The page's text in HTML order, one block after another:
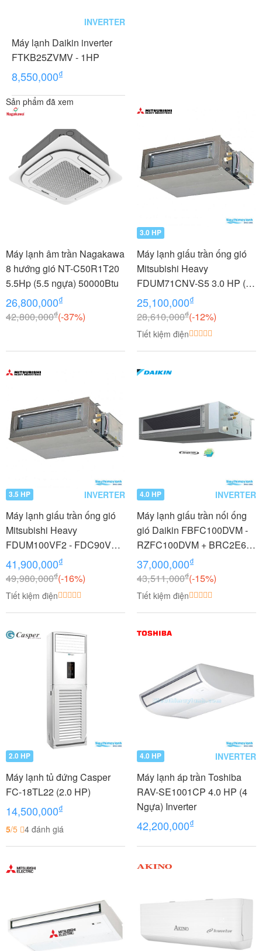
INVERTER
Máy lạnh Daikin inverter
FTKB25ZVMV - 1HP
8,550,000₫
Sản phẩm đã xem
Máy lạnh âm trần Nagakawa
8 hướng gió NT-C50R1T20
5.5Hp (5.5 ngựa) 50000Btu
26,800,000₫
42,800,000₫(-37%)
3.0 HP
Máy lạnh giấu trần ống gió
Mitsubishi Heavy
FDUM71CNV-S5 3.0 HP (3
Ngựa)
25,100,000₫
28,610,000₫(-12%)
Tiết kiệm điện
3.5 HP INVERTER
Máy lạnh giấu trần ống gió
Mitsubishi Heavy
FDUM100VF2 - FDC90VNP
3.5 HP (3.5 Ngựa) Inverter
41,900,000₫
49,980,000₫(-16%)
Tiết kiệm điện
4.0 HP INVERTER
Máy lạnh giấu trần nối ống
gió Daikin FBFC100DVM -
RZFC100DVM + BRC2E61
4.0 HP (4 Ngựa) Inverter
37,000,000₫
43,511,000₫(-15%)
Tiết kiệm điện
2.0 HP
Máy lạnh tủ đứng Casper
FC-18TL22 (2.0 HP)
14,500,000₫
5/5 4 đánh giá
4.0 HP INVERTER
Máy lạnh áp trần Toshiba
RAV-SE1001CP 4.0 HP (4
Ngựa) Inverter
42,200,000₫